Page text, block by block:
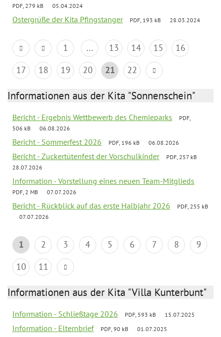
PDF, 279 kB 05.04.2024
Ostergrüße der Kita Pfingstanger PDF, 193 kB 28.03.2024
1 ... 13 14 15
16
17
18 19 20 21 22
Informationen aus der Kita "Sonnenschein"
Bericht - Ergebnis Wettbewerb des Chemieparks
PDF,
506 kB
06.08.2026
Bericht - Sommerfest 2026 PDF, 196 kB 06.08.2026
Bericht - Zuckertütenfest der Vorschulkinder
PDF, 257 kB
28.07.2026
Information - Vorstellung eines neuen Team-Mitglieds
PDF, 2 MB 07.07.2026
Bericht - Rückblick auf das erste Halbjahr 2026
PDF, 255 kB
07.07.2026
1 2 3 4 5 6 7 8
9
10
11
Informationen aus der Kita "Villa Kunterbunt"
Information - Schließtage 2026 PDF, 593 kB 15.07.2025
Information - Elternbrief PDF, 90 kB 01.07.2025